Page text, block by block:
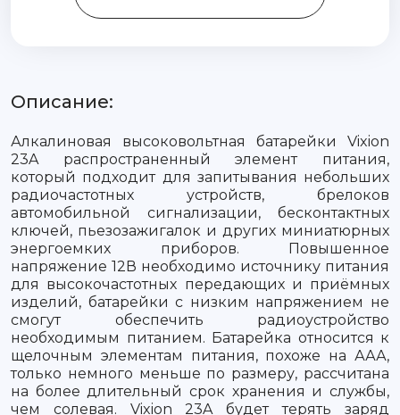
Описание:
Алкалиновая высоковольтная батарейки Vixion
23A распространенный элемент питания,
который подходит для запитывания небольших
радиочастотных устройств, брелоков
автомобильной сигнализации, бесконтактных
ключей, пьезозажигалок и других миниатюрных
энергоемких приборов. Повышенное
напряжение 12В необходимо источнику питания
для высокочастотных передающих и приёмных
изделий, батарейки с низким напряжением не
смогут обеспечить радиоустройство
необходимым питанием. Батарейка относится к
щелочным элементам питания, похоже на ААА,
только немного меньше по размеру, рассчитана
на более длительный срок хранения и службы,
чем солевая. Vixion 23A будет терять заряд